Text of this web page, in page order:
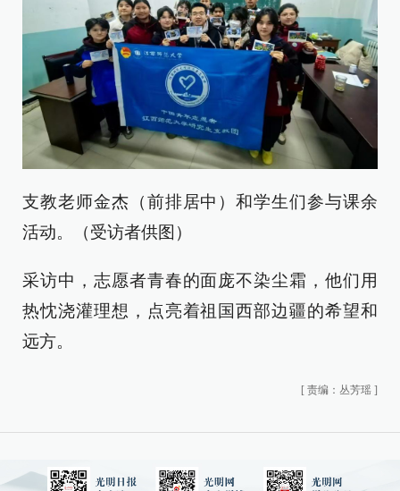
支教老师金杰（前排居中）和学生们参与课余
活动。（受访者供图）
采访中，志愿者青春的面庞不染尘霜，他们用
热忱浇灌理想，点亮着祖国西部边疆的希望和
远方。
[ 责编：丛芳瑶 ]